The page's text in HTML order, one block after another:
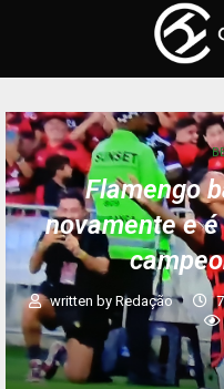
Flamengo
novamente e
written by Redação